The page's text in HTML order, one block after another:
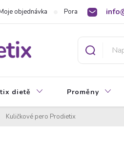
objednávka Poradna BMI
dietě Proměny
Kuličkové pero Prodietix